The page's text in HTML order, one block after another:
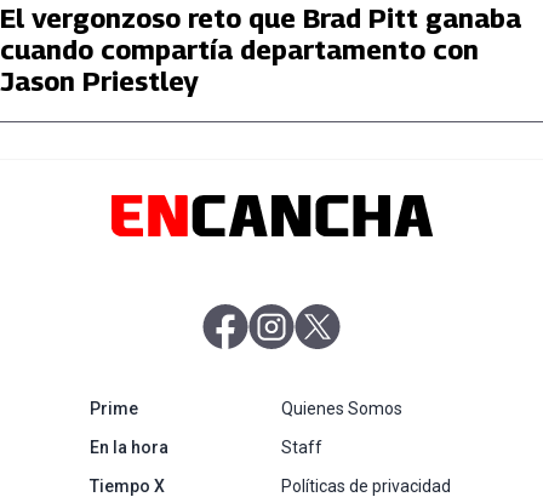
El vergonzoso reto que Brad Pitt ganaba
cuando compartía departamento con
Jason Priestley
abre en nueva pestaña
abre en nueva pestaña
Primeabre en nueva pestaña
En la horaabre en nueva pestaña
Tiempo Xabre en nueva pestaña
Quienes Somos
Staff
Políticas de privacidad